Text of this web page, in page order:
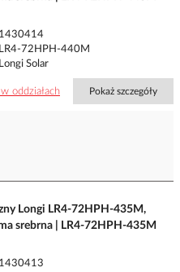
1430414
LR4-72HPH-440M
Longi Solar
oddziałach Pokaż szczegóły
Longi LR4-72HPH-435M,
srebrna | LR4-72HPH-435M
1430413